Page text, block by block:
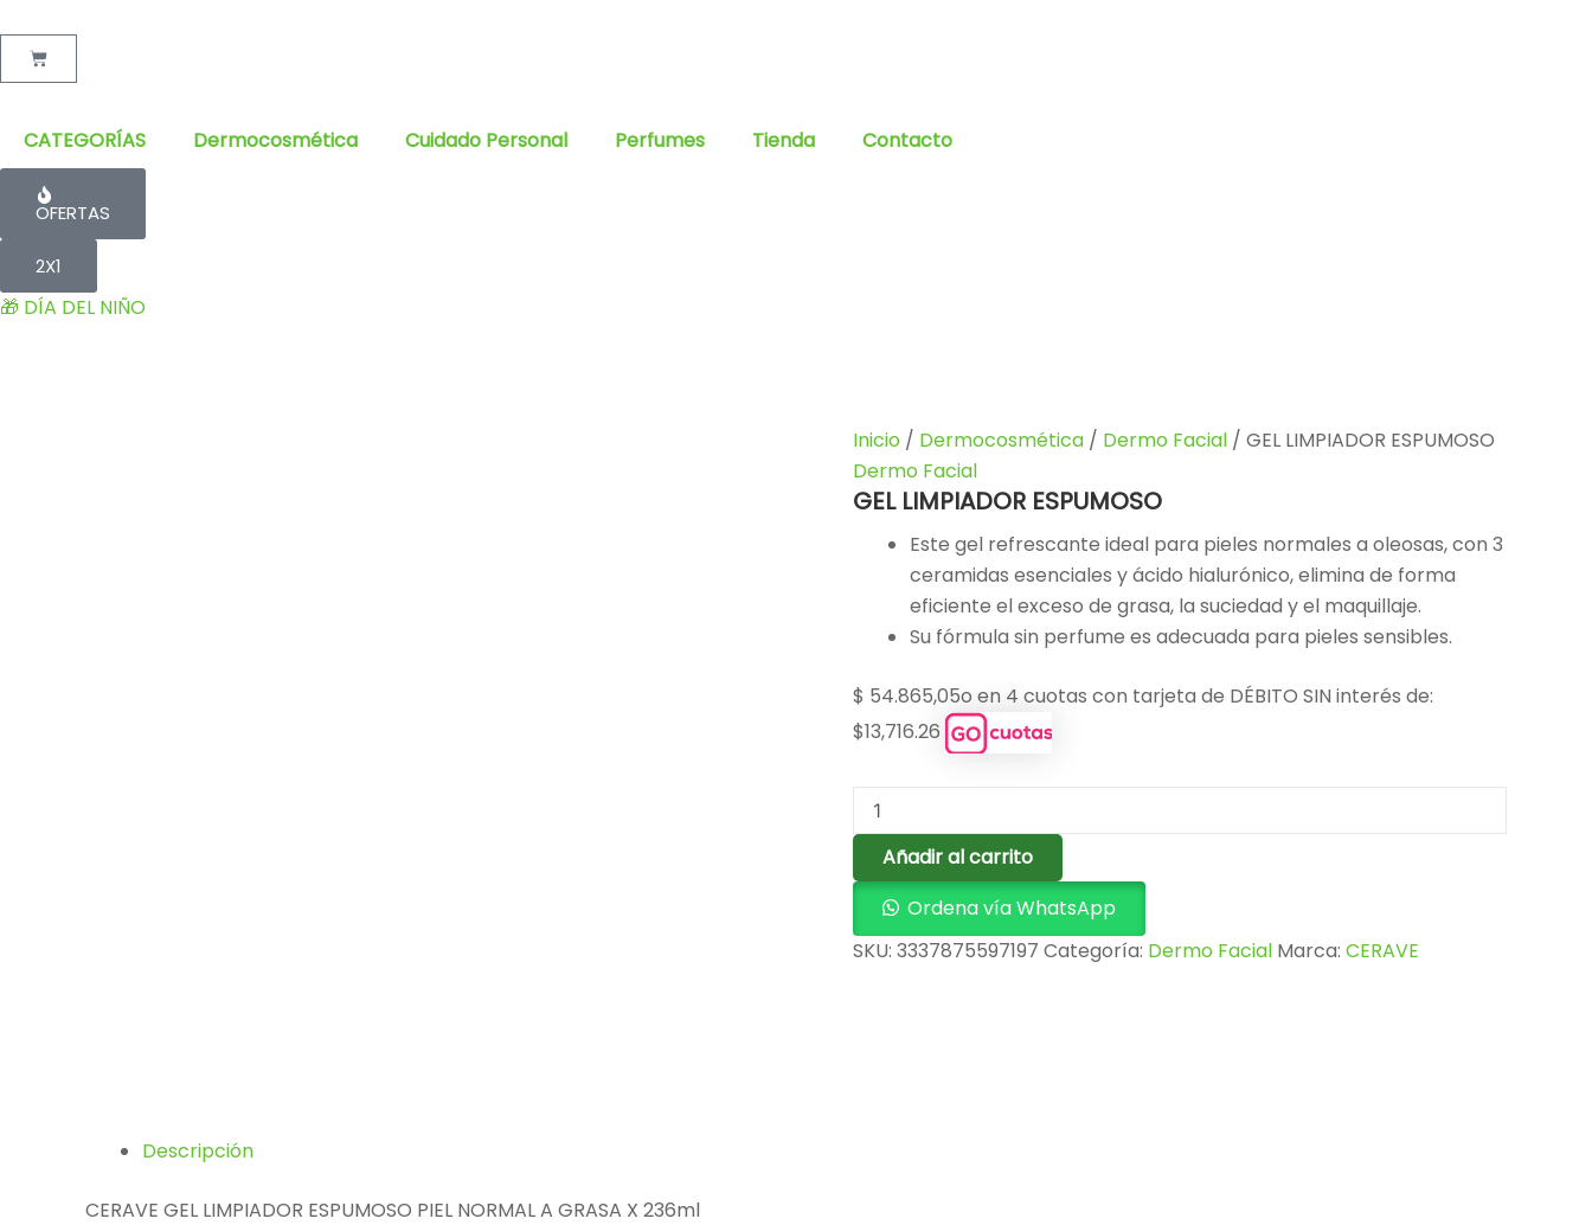
Cart
CATEGORÍAS Dermocosmética Cuidado Personal Perfumes Tienda Contacto
OFERTAS
2X1
🎁 DÍA DEL NIÑO
Inicio / Dermocosmética / Dermo Facial / GEL LIMPIADOR ESPUMOSO
Dermo Facial
GEL LIMPIADOR ESPUMOSO
Este gel refrescante ideal para pieles normales a oleosas, con 3
ceramidas esenciales y ácido hialurónico, elimina de forma
eficiente el exceso de grasa, la suciedad y el maquillaje.
Su fórmula sin perfume es adecuada para pieles sensibles.
$ 54.865,05o en 4 cuotas con tarjeta de DÉBITO SIN interés de:
$13,716.26
Añadir al carrito
Ordena vía WhatsApp
SKU: 3337875597197 Categoría: Dermo Facial Marca: CERAVE
Descripción
CERAVE GEL LIMPIADOR ESPUMOSO PIEL NORMAL A GRASA X 236ml